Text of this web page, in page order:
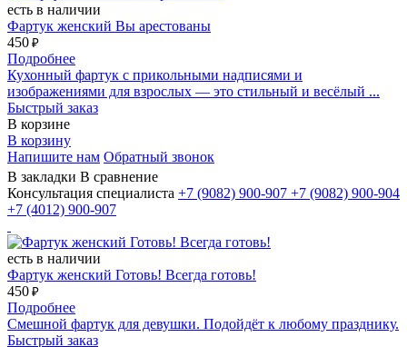
есть в наличии
Фартук женский Вы арестованы
450 ₽
Подробнее
Кухонный фартук с прикольными надписями и
изображениями для взрослых — это стильный и весёлый ...
Быстрый заказ
В корзине
В корзину
Напишите нам Обратный звонок
В закладки В сравнение
Консультация специалиста +7 (9082) 900-907 +7 (9082) 900-904
+7 (4012) 900-907
есть в наличии
Фартук женский Готовь! Всегда готовь!
450 ₽
Подробнее
Смешной фартук для девушки. Подойдёт к любому празднику.
Быстрый заказ